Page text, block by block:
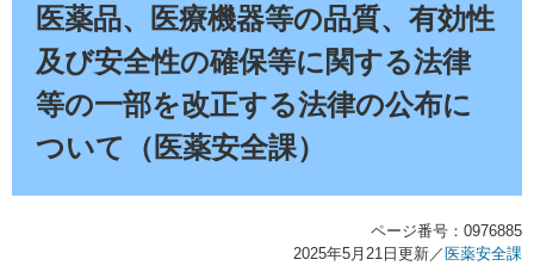
医薬品、医療機器等の品質、有効性
及び安全性の確保等に関する法律
等の一部を改正する法律の公布に
ついて（医薬安全課）
ページ番号：0976885
2025年5月21日更新／ 医薬安全課